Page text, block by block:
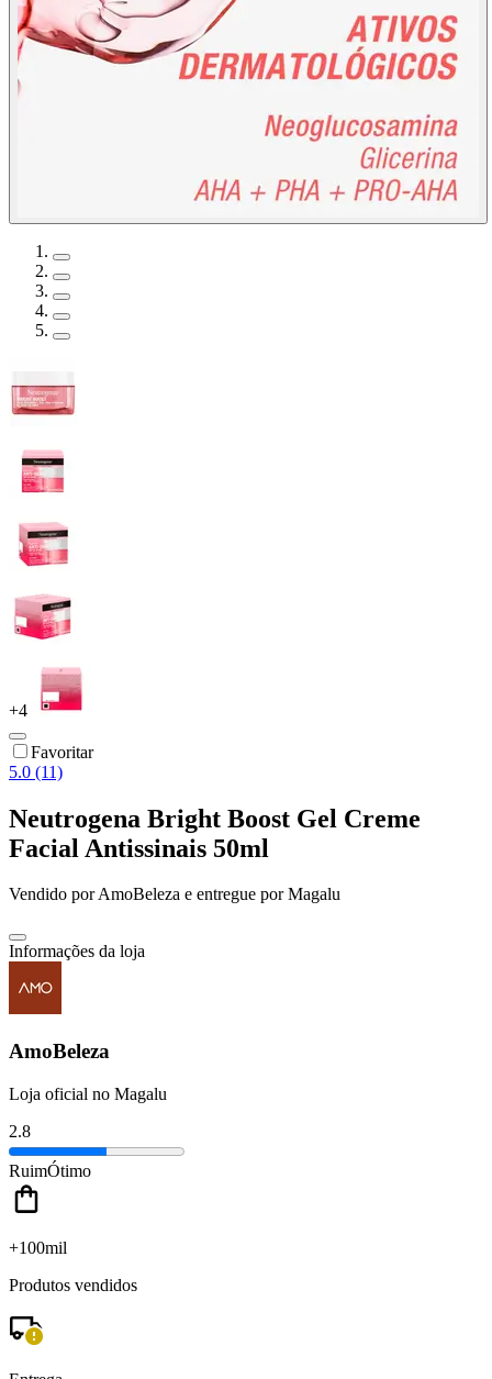
+4
Favoritar
5.0 (11)
Neutrogena Bright Boost Gel Creme
Facial Antissinais 50ml
Vendido porAmoBeleza e entregue por Magalu
Informações da loja
AmoBeleza
Loja oficial no Magalu
2.8
RuimÓtimo
+100mil
Produtos vendidos